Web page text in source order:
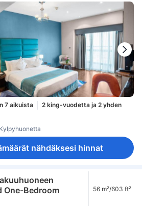
7 aikuista
2 king-vuodetta ja 2 yhden
nähdäksesi hinnat
One-Bedroom
56 m²/603 ft²